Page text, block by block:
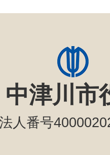
中津川市
人番号